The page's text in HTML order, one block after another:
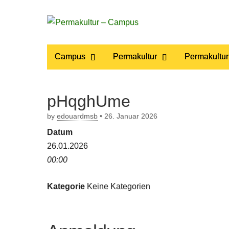
Permakultur
– Campus
Main
menu
Campus Permakultur
pHqghUme
by edouardmsb • 26. Januar 2026
Datum
26.01.2026
00:00
Kategorie Keine Kategorien